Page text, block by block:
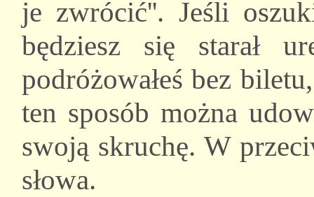
je zwrócić''. Jeśli
będziesz się starał
podróżowałeś bez
ten sposób można
swoją skruchę. W
słowa.